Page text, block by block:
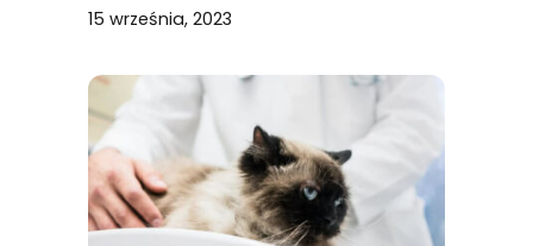
15 września, 2023